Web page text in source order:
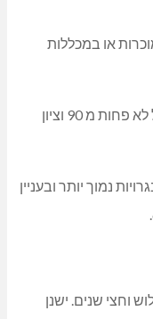
או במכללות
באוניברסיטאות – ממוצע בגרויות גבוה של לא פחות מ 90 וציון
נמוך יותר ובעניין
וחצי שנים. ישנן